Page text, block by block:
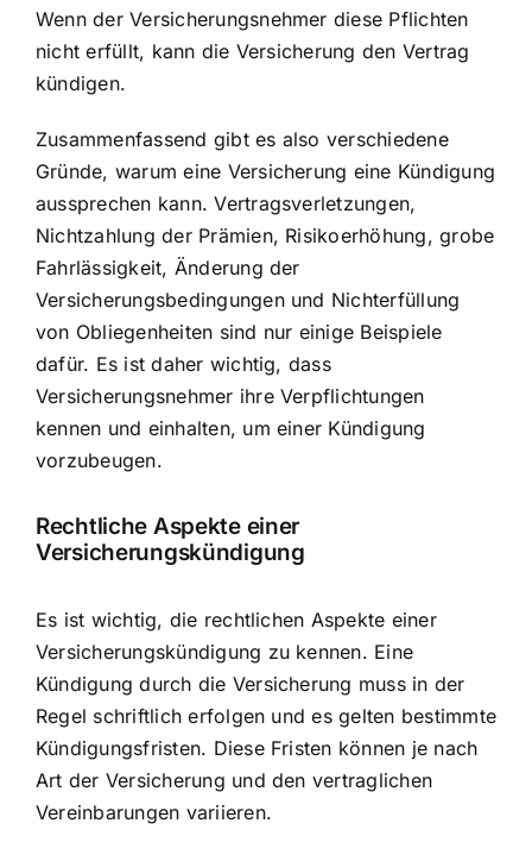
Wenn der Versicherungsnehmer diese Pflichten
nicht erfüllt, kann die Versicherung den Vertrag
kündigen.
Zusammenfassend gibt es also verschiedene
Gründe, warum eine Versicherung eine Kündigung
aussprechen kann. Vertragsverletzungen,
Nichtzahlung der Prämien, Risikoerhöhung, grobe
Fahrlässigkeit, Änderung der
Versicherungsbedingungen und Nichterfüllung
von Obliegenheiten sind nur einige Beispiele
dafür. Es ist daher wichtig, dass
Versicherungsnehmer ihre Verpflichtungen
kennen und einhalten, um einer Kündigung
vorzubeugen.
Rechtliche Aspekte einer
Versicherungskündigung
Es ist wichtig, die rechtlichen Aspekte einer
Versicherungskündigung zu kennen. Eine
Kündigung durch die Versicherung muss in der
Regel schriftlich erfolgen und es gelten bestimmte
Kündigungsfristen. Diese Fristen können je nach
Art der Versicherung und den vertraglichen
Vereinbarungen variieren.